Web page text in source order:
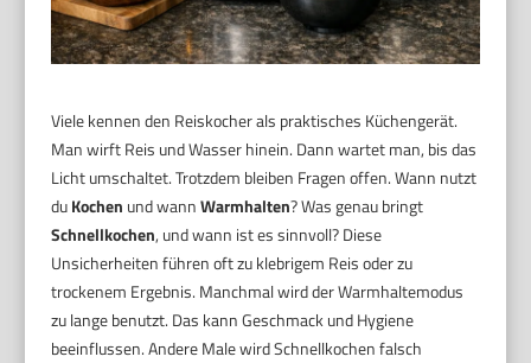
Viele kennen den Reiskocher als praktisches Küchengerät.
Man wirft Reis und Wasser hinein. Dann wartet man, bis das
Licht umschaltet. Trotzdem bleiben Fragen offen. Wann nutzt
duKochen und wannWarmhalten? Was genau bringt
Schnellkochen, und wann ist es sinnvoll? Diese
Unsicherheiten führen oft zu klebrigem Reis oder zu
trockenem Ergebnis. Manchmal wird der Warmhaltemodus
zu lange benutzt. Das kann Geschmack und Hygiene
beeinflussen. Andere Male wird Schnellkochen falsch